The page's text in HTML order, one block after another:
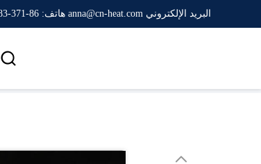
البريد الإلكتروني anna@cn-heat.com هاتف: 86-371-55021983
